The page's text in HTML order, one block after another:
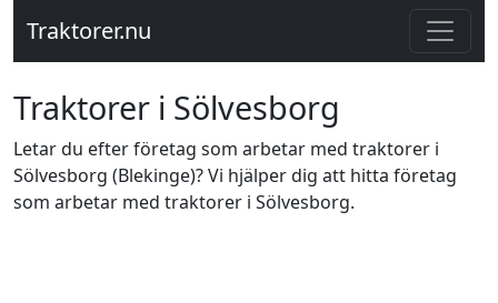
Traktorer.nu
Traktorer i Sölvesborg
Letar du efter företag som arbetar med traktorer i
Sölvesborg (Blekinge)? Vi hjälper dig att hitta företag
som arbetar med traktorer i Sölvesborg.